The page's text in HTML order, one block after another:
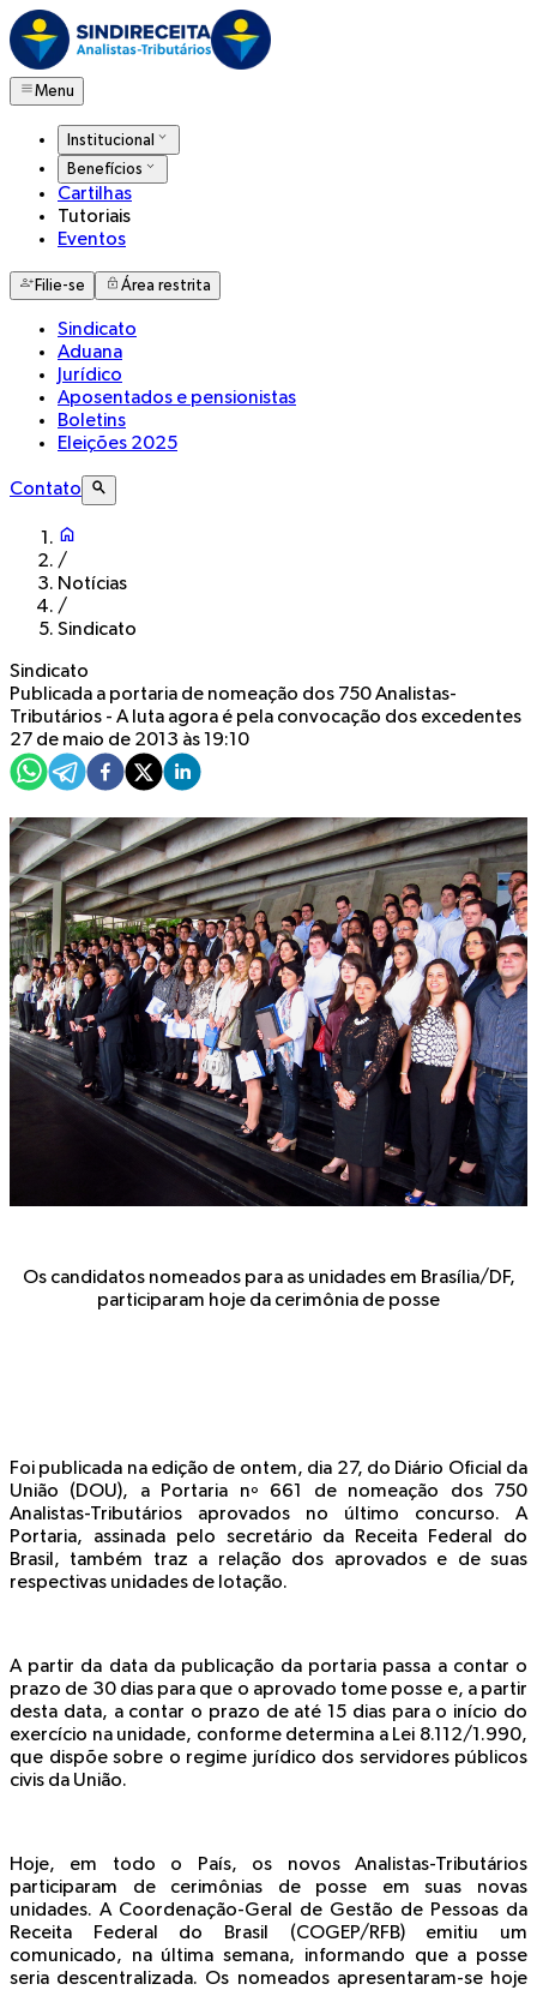
Menu
Institucional
Benefícios
Cartilhas
Tutoriais
Eventos
Filie-se Área restrita
Sindicato
Aduana
Jurídico
Aposentados e pensionistas
Boletins
Eleições 2025
Contato
/
Notícias
/
Sindicato
Sindicato
Publicada a portaria de nomeação dos 750 Analistas-
Tributários - A luta agora é pela convocação dos excedentes
27 de maio de 2013 às 19:10
Os candidatos nomeados para as unidades em Brasília/DF,
participaram hoje da cerimônia de posse
Foi publicada na edição de ontem, dia 27, do Diário Oficial da
União (DOU), a Portaria nº 661 de nomeação dos 750
Analistas-Tributários aprovados no último concurso. A
Portaria, assinada pelo secretário da Receita Federal do
Brasil, também traz a relação dos aprovados e de suas
respectivas unidades de lotação.
A partir da data da publicação da portaria passa a contar o
prazo de 30 dias para que o aprovado tome posse e, a partir
desta data, a contar o prazo de até 15 dias para o início do
exercício na unidade, conforme determina a Lei 8.112/1.990,
que dispõe sobre o regime jurídico dos servidores públicos
civis da União.
Hoje, em todo o País, os novos Analistas-Tributários
participaram de cerimônias de posse em suas novas
unidades. A Coordenação-Geral de Gestão de Pessoas da
Receita Federal do Brasil (COGEP/RFB) emitiu um
comunicado, na última semana, informando que a posse
seria descentralizada. Os nomeados apresentaram-se hoje